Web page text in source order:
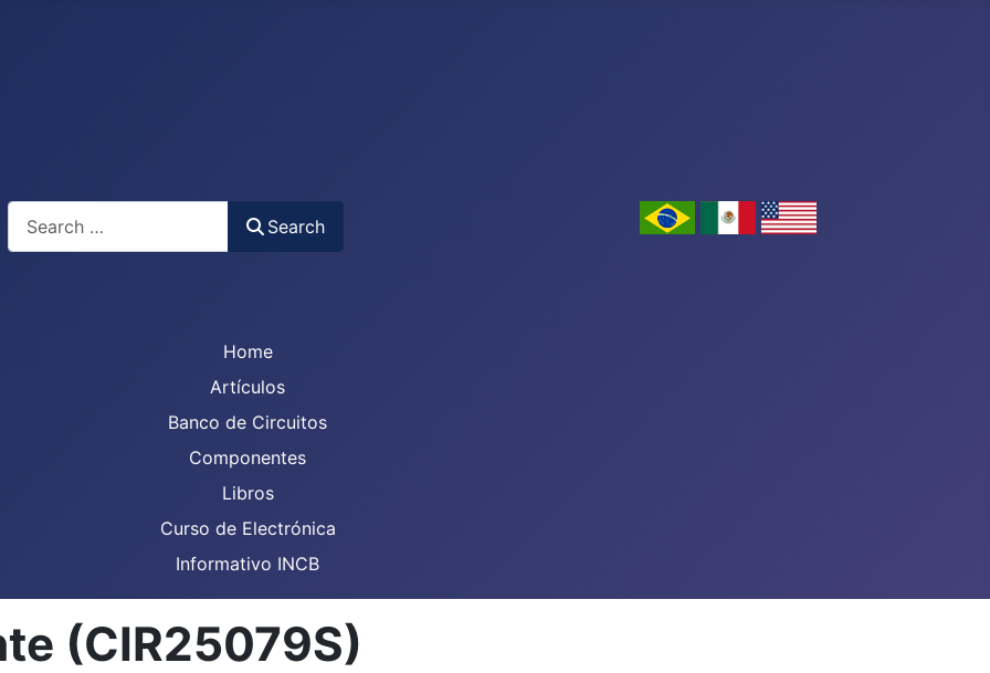
Search
Search
Home
Artículos
Banco de Circuitos
Componentes
Libros
Curso de Electrónica
Informativo INCB
(CIR25079S)